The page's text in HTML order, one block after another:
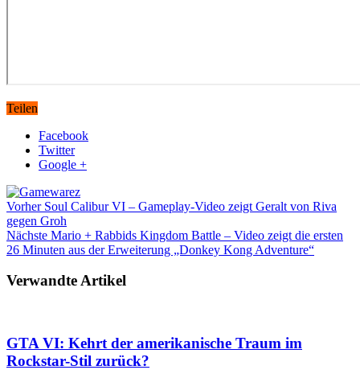
Teilen
Facebook
Twitter
Google +
VorherSoul Calibur VI – Gameplay-Video zeigt Geralt von Riva
gegen Groh
Nächste Mario + Rabbids Kingdom Battle – Video zeigt die ersten
26 Minuten aus der Erweiterung „Donkey Kong Adventure“
Verwandte Artikel
GTA VI: Kehrt der amerikanische Traum im
Rockstar-Stil zurück?